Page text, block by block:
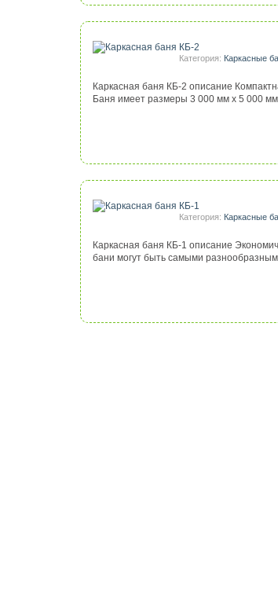
Категория: Каркасные
Каркасная баня КБ-2 описание
Баня имеет размеры 3 000 мм х 5 000
Категория: Каркасные
Каркасная баня КБ-1 описание
бани могут быть самыми